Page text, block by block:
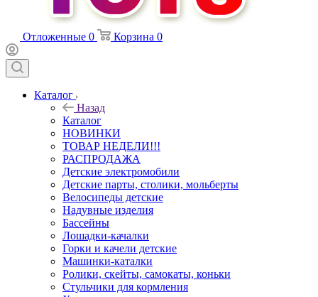
Отложенные 0 Корзина 0
Каталог
Назад
Каталог
НОВИНКИ
ТОВАР НЕДЕЛИ!!!
РАСПРОДАЖА
Детские электромобили
Детские парты, столики, мольберты
Велосипеды детские
Надувные изделия
Бассейны
Лошадки-качалки
Горки и качели детские
Машинки-каталки
Ролики, скейты, самокаты, коньки
Стульчики для кормления